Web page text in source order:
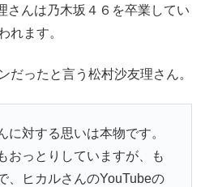
さんは乃木坂４６を卒業してい
れます。
だったと言う松村沙友理さん。
に対する思いは本物です。
おっとりしていますが、も
、ヒカルさんのYouTubeの